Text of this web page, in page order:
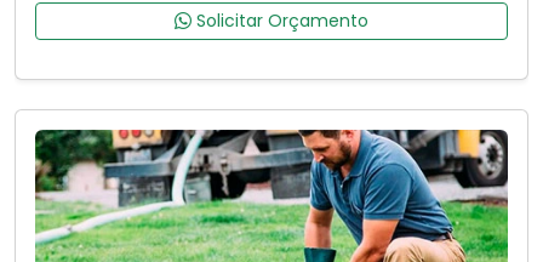
Solicitar Orçamento